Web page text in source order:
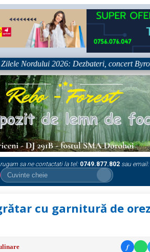
2026: Dezbateri, concert Byron și
sa ne contactati la tel: 0749.877.802 sau email:
cu garnitură de
f